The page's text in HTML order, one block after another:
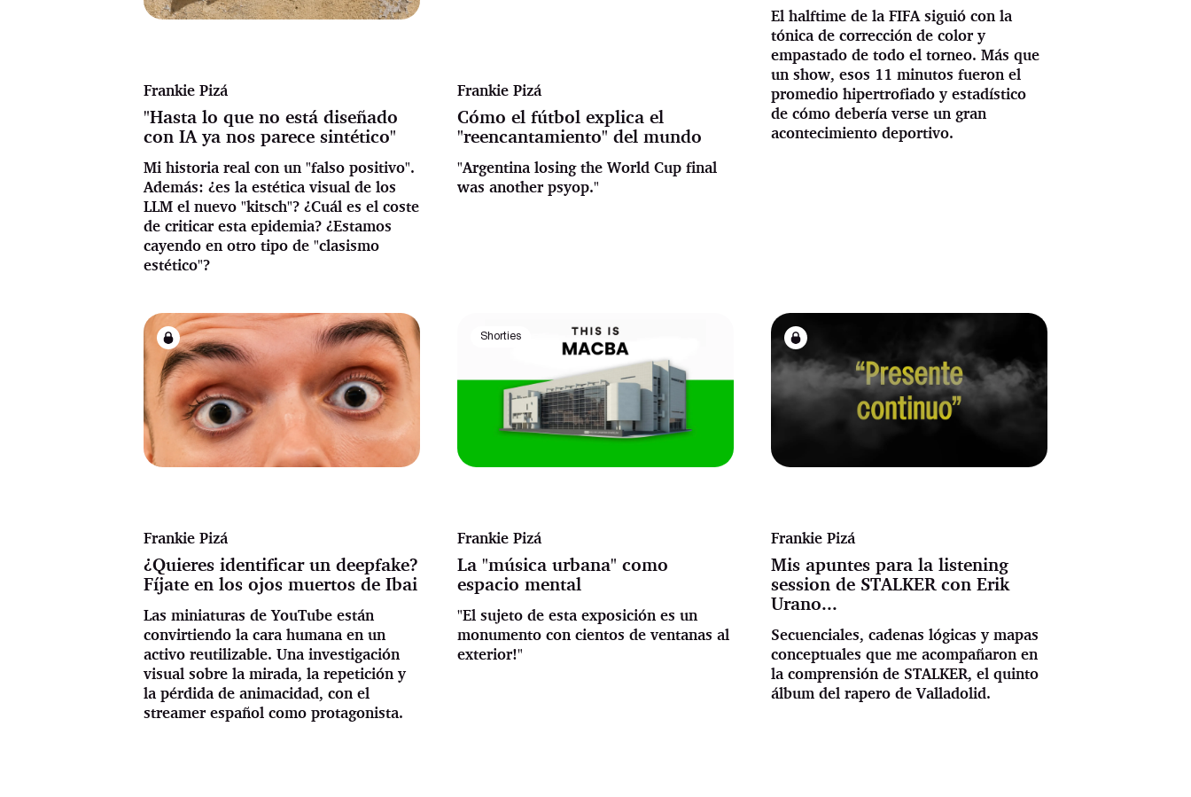
Frankie Pizá
"Hasta lo que no está diseñado
con IA ya nos parece sintético"
Mi historia real con un "falso positivo".
Además: ¿es la estética visual de los
LLM el nuevo "kitsch"? ¿Cuál es el coste
de criticar esta epidemia? ¿Estamos
cayendo en otro tipo de "clasismo
estético"?
Frankie Pizá
Cómo el fútbol explica el
"reencantamiento" del mundo
"Argentina losing the World Cup final
was another psyop."
El halftime de la FIFA siguió con la
tónica de corrección de color y
empastado de todo el torneo. Más que
un show, esos 11 minutos fueron el
promedio hipertrofiado y estadístico
de cómo debería verse un gran
acontecimiento deportivo.
Frankie Pizá
¿Quieres identificar un deepfake?
Fíjate en los ojos muertos de Ibai
Las miniaturas de YouTube están
convirtiendo la cara humana en un
activo reutilizable. Una investigación
visual sobre la mirada, la repetición y
la pérdida de animacidad, con el
streamer español como protagonista.
Shorties
Frankie Pizá
La "música urbana" como
espacio mental
"El sujeto de esta exposición es un
monumento con cientos de ventanas al
exterior!"
Frankie Pizá
Mis apuntes para la listening
session de STALKER con Erik
Urano...
Secuenciales, cadenas lógicas y mapas
conceptuales que me acompañaron en
la comprensión de STALKER, el quinto
álbum del rapero de Valladolid.